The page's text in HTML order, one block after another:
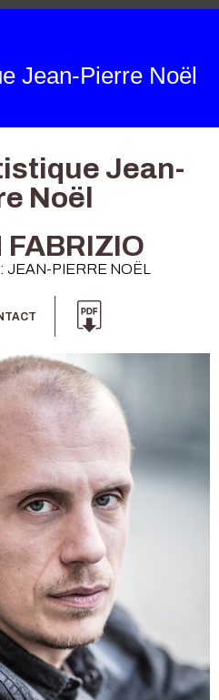
Jean-Pierre Noël
Jean-
Noël
FABRIZIO
JEAN-PIERRE NOËL